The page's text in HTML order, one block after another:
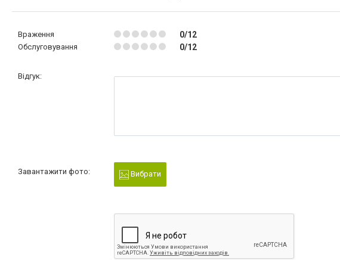
Враження 0/12
Обслуговування 0/12
Відгук:
Завантажити фото: Вибрати